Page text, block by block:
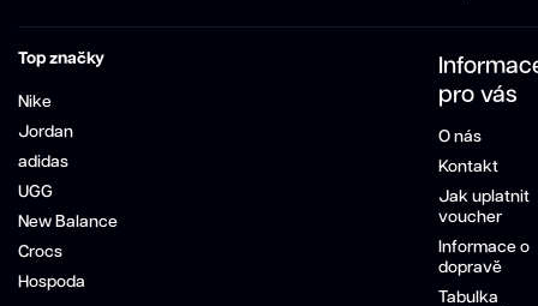
Top značky
Nike
Jordan
adidas
UGG
New Balance
Crocs
Hospoda
pro vás
O nás
Kontakt
Jak uplatnit
voucher
Informace o
dopravě
Tabulka